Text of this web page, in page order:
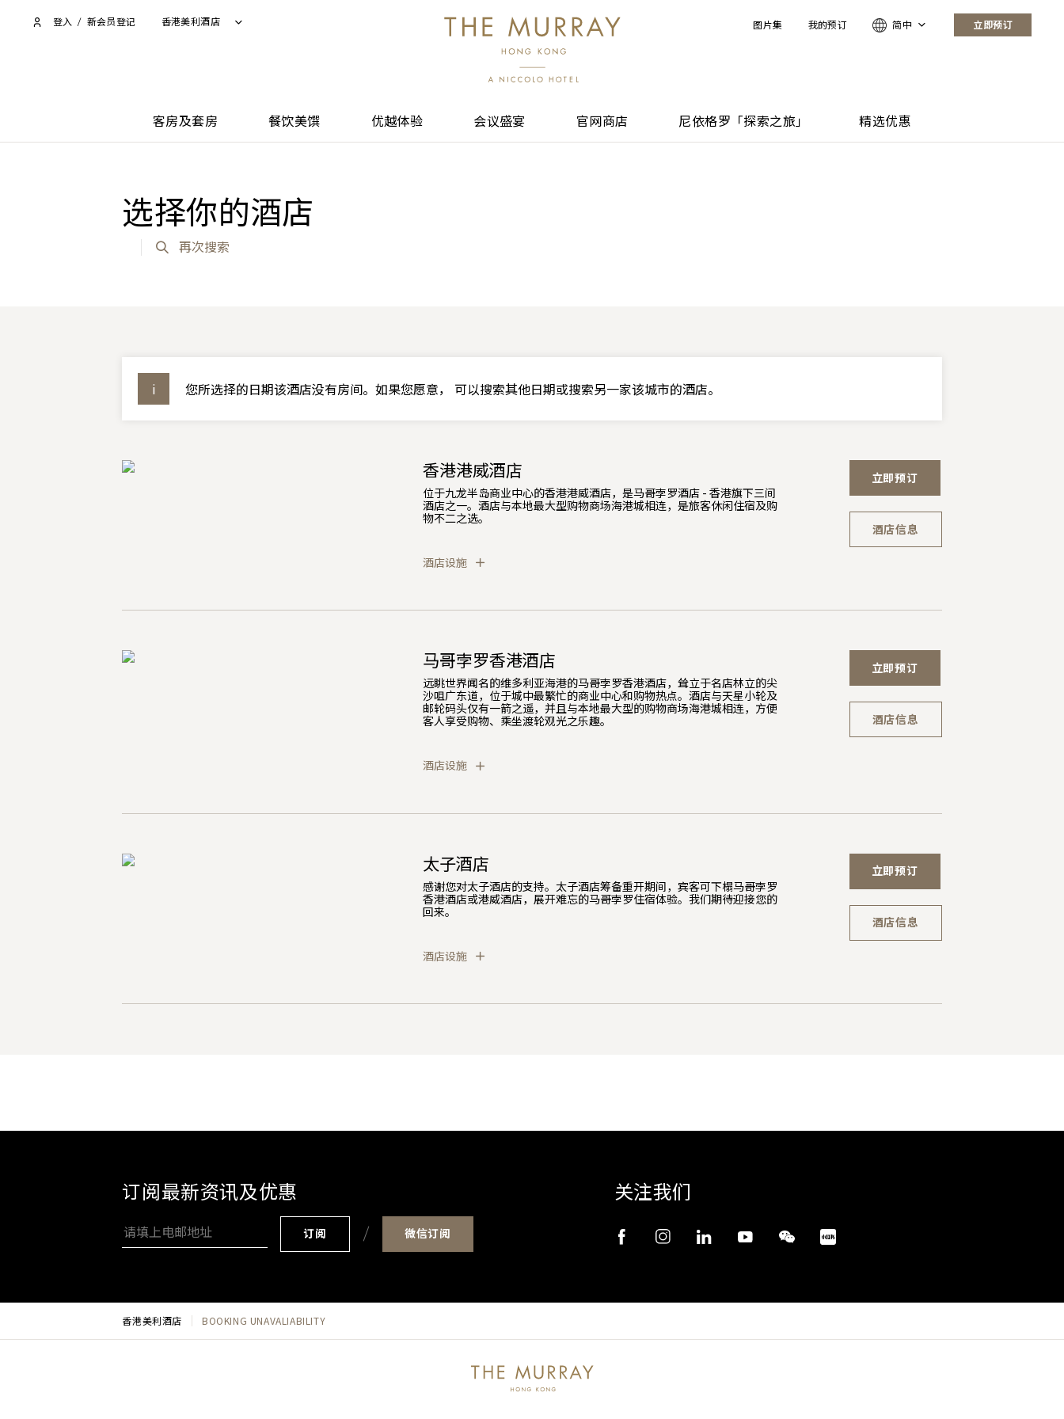
登入 / 新会员登记 香港美利酒店 图片集 我的预订 简中 立即预订
客房及套房 餐饮美馔 优越体验 会议盛宴 官网商店 尼依格罗「探索之旅」 精选优惠
选择你的酒店
再次搜索
您所选择的日期该酒店没有房间。如果您愿意， 可以搜索其他日期或搜索另一家该城市的酒店。
香港港威酒店
位于九龙半岛商业中心的香港港威酒店，是马哥孛罗酒店 - 香港旗下三间
酒店之一。酒店与本地最大型购物商场海港城相连，是旅客休闲住宿及购
物不二之选。
立即预订
酒店信息
酒店设施
马哥孛罗香港酒店
远眺世界闻名的维多利亚海港的马哥孛罗香港酒店，耸立于名店林立的尖
沙咀广东道，位于城中最繁忙的商业中心和购物热点。酒店与天星小轮及
邮轮码头仅有一箭之遥，并且与本地最大型的购物商场海港城相连，方便
客人享受购物、乘坐渡轮观光之乐趣。
立即预订
酒店信息
酒店设施
太子酒店
感谢您对太子酒店的支持。太子酒店筹备重开期间，宾客可下榻马哥孛罗
香港酒店或港威酒店，展开难忘的马哥孛罗住宿体验。我们期待迎接您的
回来。
立即预订
酒店信息
酒店设施
订阅最新资讯及优惠
订阅 微信订阅
关注我们
香港美利酒店 BOOKING UNAVALIABILITY